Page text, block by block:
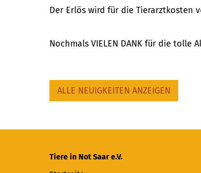
Der Erlös wird für die Tierarztkosten
Nochmals VIELEN DANK für die
ALLE NEUIGKEITEN ANZEIGEN
Tiere in Not Saar e.V.